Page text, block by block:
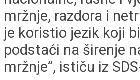
mržnje, razdora i
je koristio jezik koji
podstaći na širenje
mržnje”, ističu iz